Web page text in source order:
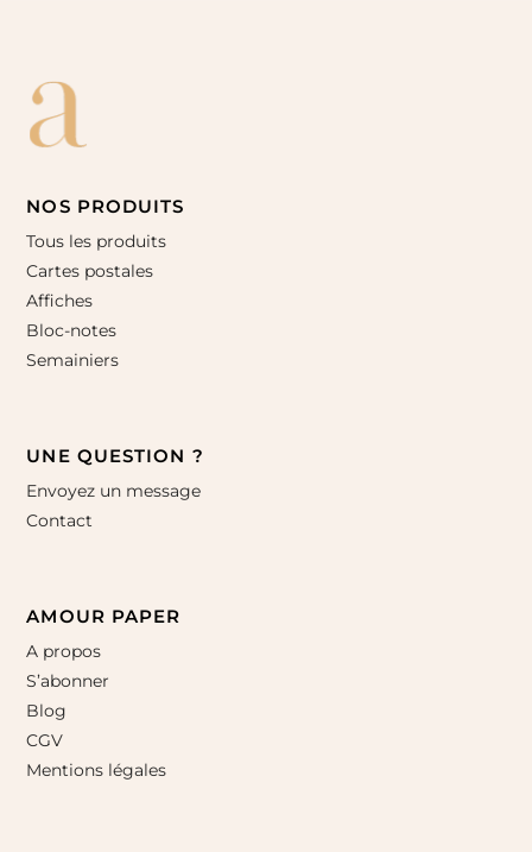
NOS PRODUITS
Tous les produits
Cartes postales
Affiches
Bloc-notes
Semainiers
UNE QUESTION ?
Envoyez un message
Contact
AMOUR PAPER
A propos
S’abonner
Blog
CGV
Mentions légales